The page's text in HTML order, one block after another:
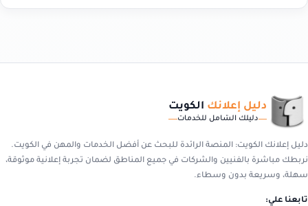
دليل إعلانك الكويت
دليلك الشامل للخدمات
دليل إعلانك الكويت: المنصة الرائدة للبحث عن أفضل الخدمات والمهن في الكويت.
نربطك مباشرة بالفنيين والشركات في جميع المناطق لضمان تجربة إعلانية موثوقة،
سهلة، وسريعة بدون وسطاء.
تابعنا علي: